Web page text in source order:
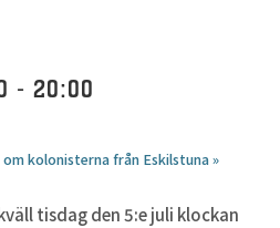
- 20:00
kolonisterna från Eskilstuna»
tisdag den 5:e juli klockan